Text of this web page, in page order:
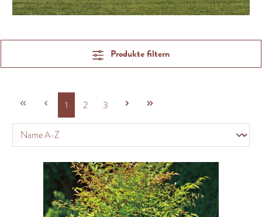
Produkte filtern
Seite
1 Seite
2 Seite
3